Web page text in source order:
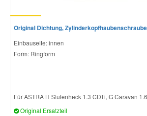
Original Dichtung,
Einbauseite: innen
Form: Ringform
Für ASTRA H Stufenheck 1.3 CDTi, G Caravan
Original Ersatzteil